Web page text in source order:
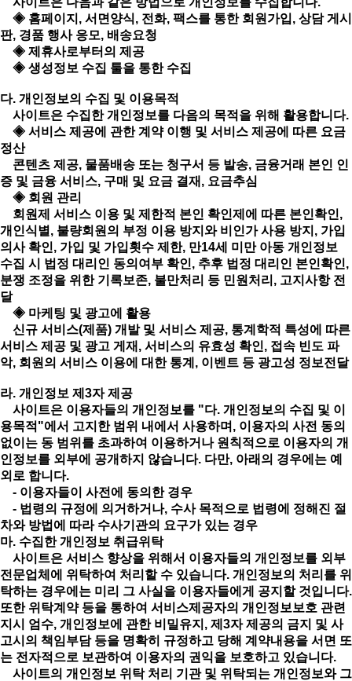
◈ 홈페이지, 서면양식, 전화, 팩스를 통한 회원가입, 상담 게시
판, 경품 행사 응모, 배송요청
◈ 제휴사로부터의 제공
◈ 생성정보 수집 툴을 통한 수집
다. 개인정보의 수집 및 이용목적
사이트은 수집한 개인정보를 다음의 목적을 위해 활용합니다.
◈ 서비스 제공에 관한 계약 이행 및 서비스 제공에 따른 요금
정산
콘텐츠 제공, 물품배송 또는 청구서 등 발송, 금융거래 본인 인
증 및 금융 서비스, 구매 및 요금 결재, 요금추심
◈ 회원 관리
회원제 서비스 이용 및 제한적 본인 확인제에 따른 본인확인,
개인식별, 불량회원의 부정 이용 방지와 비인가 사용 방지, 가입
의사 확인, 가입 및 가입횟수 제한, 만14세 미만 아동 개인정보
수집 시 법정 대리인 동의여부 확인, 추후 법정 대리인 본인확인,
분쟁 조정을 위한 기록보존, 불만처리 등 민원처리, 고지사항 전
달
◈ 마케팅 및 광고에 활용
신규 서비스(제품) 개발 및 서비스 제공, 통계학적 특성에 따른
서비스 제공 및 광고 게재, 서비스의 유효성 확인, 접속 빈도 파
악, 회원의 서비스 이용에 대한 통계, 이벤트 등 광고성 정보전달
라. 개인정보 제3자 제공
사이트은 이용자들의 개인정보를 "다. 개인정보의 수집 및 이
용목적"에서 고지한 범위 내에서 사용하며, 이용자의 사전 동의
없이는 동 범위를 초과하여 이용하거나 원칙적으로 이용자의 개
인정보를 외부에 공개하지 않습니다. 다만, 아래의 경우에는 예
외로 합니다.
- 이용자들이 사전에 동의한 경우
- 법령의 규정에 의거하거나, 수사 목적으로 법령에 정해진 절
차와 방법에 따라 수사기관의 요구가 있는 경우
마. 수집한 개인정보 취급위탁
사이트은 서비스 향상을 위해서 이용자들의 개인정보를 외부
전문업체에 위탁하여 처리할 수 있습니다. 개인정보의 처리를 위
탁하는 경우에는 미리 그 사실을 이용자들에게 공지할 것입니다.
또한 위탁계약 등을 통하여 서비스제공자의 개인정보보호 관련
지시 엄수, 개인정보에 관한 비밀유지, 제3자 제공의 금지 및 사
고시의 책임부담 등을 명확히 규정하고 당해 계약내용을 서면 또
는 전자적으로 보관하여 이용자의 권익을 보호하고 있습니다.
사이트의 개인정보 위탁 처리 기관 및 위탁되는 개인정보와 그